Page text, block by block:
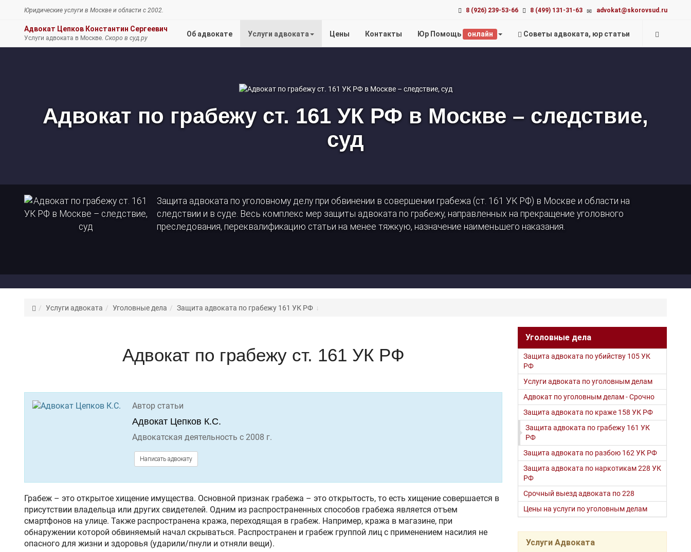
Юридические услуги в Москве и области c 2002. 8 (926) 239-53-66 8 (499) 131-31-63 advokat@skorovsud.ru
Адвокат Цепков Константин Сергеевич
Услуги адвоката в Москве. Скоро в суд.ру Об адвокате Услуги адвоката Цены Контакты Юр Помощь онлайн Советы адвоката, юр статьи
Адвокат по грабежу ст. 161 УК РФ в Москве – следствие,
суд
Защита адвоката по уголовному делу при обвинении в совершении грабежа (ст. 161 УК РФ) в Москве и области на
следствии и в суде. Весь комплекс мер защиты адвоката по грабежу, направленных на прекращение уголовного
преследования, переквалификацию статьи на менее тяжкую, назначение наименьшего наказания.
Адвокат
Услуги адвоката Уголовные дела Защита адвоката по грабежу 161 УК РФ
Адвокат по грабежу ст. 161 УК РФ
Автор статьи
Адвокат Цепков К.С.
Адвокатская деятельность c 2008 г.
Написать адвокату
Грабеж – это открытое хищение имущества. Основной признак грабежа – это открытость, то есть хищение совершается в
присутствии владельца или других свидетелей. Одним из распространенных способов грабежа является отъем
смартфонов на улице. Также распространена кража, переходящая в грабеж. Например, кража в магазине, при
обнаружении которой обвиняемый начал скрываться. Распространен и грабеж группой лиц с применением насилия не
опасного для жизни и здоровья (ударили/пнули и отняли вещи).
Уголовные дела
Защита адвоката по убийству 105 УК
РФ
Услуги адвоката по уголовным делам
Адвокат по уголовным делам - Срочно
Защита адвоката по краже 158 УК РФ
Защита адвоката по грабежу 161 УК
РФ
Защита адвоката по разбою 162 УК РФ
Защита адвоката по наркотикам 228 УК
РФ
Срочный выезд адвоката по 228
Цены на услуги по уголовным делам
Услуги Адвоката